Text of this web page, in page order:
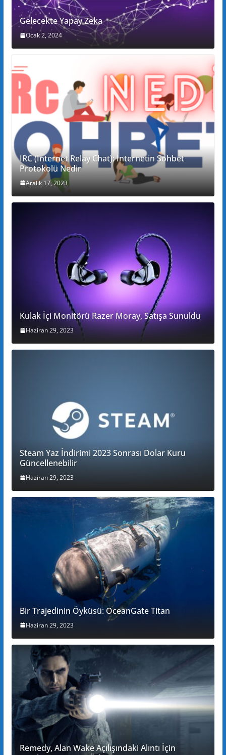
Gelecekte Yapay Zeka
Ocak 2, 2024
IRC (Internet Relay Chat): İnternetin Sohbet
Protokolü Nedir
Aralık 17, 2023
Kulak İçi Monitörü Razer Moray, Satışa Sunuldu
Haziran 29, 2023
Steam Yaz İndirimi 2023 Sonrası Dolar Kuru
Güncellenebilir
Haziran 29, 2023
Bir Trajedinin Öyküsü: OceanGate Titan
Haziran 29, 2023
Remedy, Alan Wake Açılışındaki Alıntı İçin